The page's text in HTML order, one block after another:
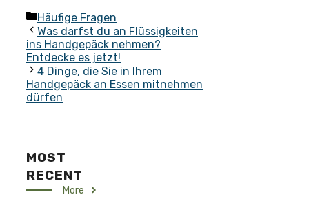
Kategorien
Häufige Fragen
Was darfst du an Flüssigkeiten
ins Handgepäck nehmen?
Entdecke es jetzt!
4 Dinge, die Sie in Ihrem
Handgepäck an Essen mitnehmen
dürfen
MOST
RECENT
More